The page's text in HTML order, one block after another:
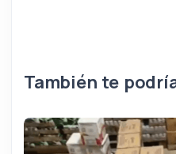
También te